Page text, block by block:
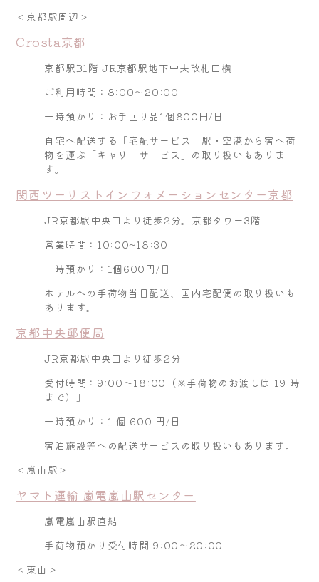
＜京都駅周辺＞
Crosta京都
京都駅B1階 JR京都駅地下中央改札口横
ご利用時間：8:00～20:00
一時預かり：お手回り品1個800円/日
自宅へ配送する「宅配サービス」駅・空港から宿へ荷
物を運ぶ「キャリーサービス」の取り扱いもありま
す。
関西ツーリストインフォメーションセンター京都
JR京都駅中央口より徒歩2分。京都タワー3階
営業時間：10:00~18:30
一時預かり：1個600円/日
ホテルへの手荷物当日配送、国内宅配便の取り扱いも
あります。
京都中央郵便局
JR京都駅中央口より徒歩2分
受付時間：9:00～18:00（※手荷物のお渡しは 19 時
まで）」
一時預かり：1 個 600 円/日
宿泊施設等への配送サービスの取り扱いもあります。
＜嵐山駅＞
ヤマト運輸 嵐電嵐山駅センター
嵐電嵐山駅直結
手荷物預かり受付時間 9:00～20:00
＜東山＞